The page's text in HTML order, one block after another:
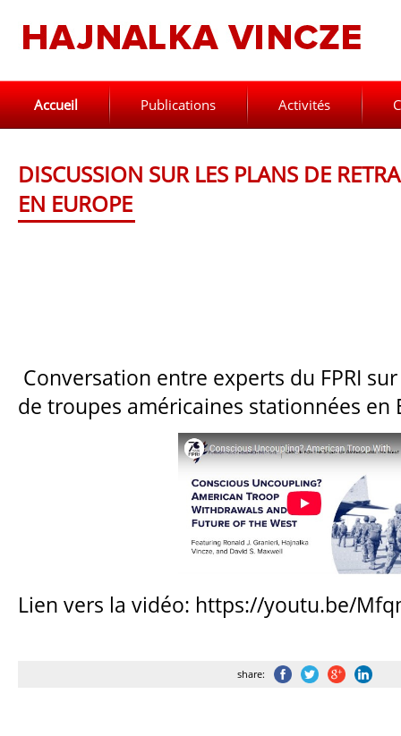
Accueil Publications Activités
DISCUSSION SUR LES PLANS DE
EN EUROPE
Conversation entre experts du FPRI
de troupes américaines stationnées en
Lien vers la vidéo: https://youtu.be/
share: